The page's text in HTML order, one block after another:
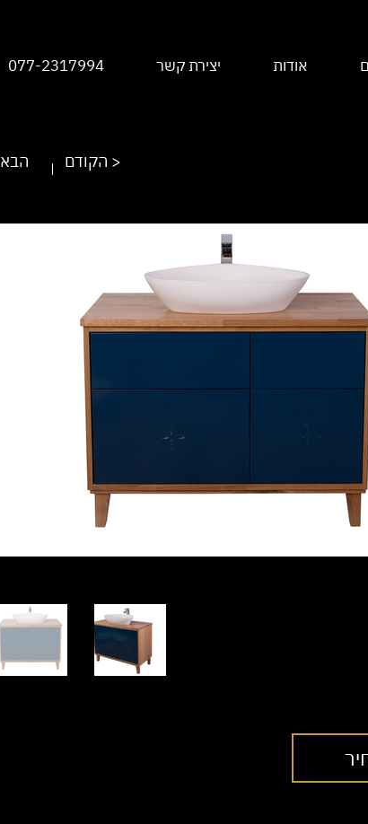
אודות יצירת קשר 077-2317994
< הבא הקודם >